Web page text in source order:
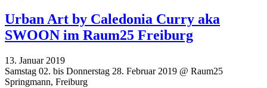
Urban Art by Caledonia Curry aka
SWOON im Raum25 Freiburg
13. Januar 2019
Samstag 02. bis Donnerstag 28. Februar 2019 @ Raum25
Springmann, Freiburg